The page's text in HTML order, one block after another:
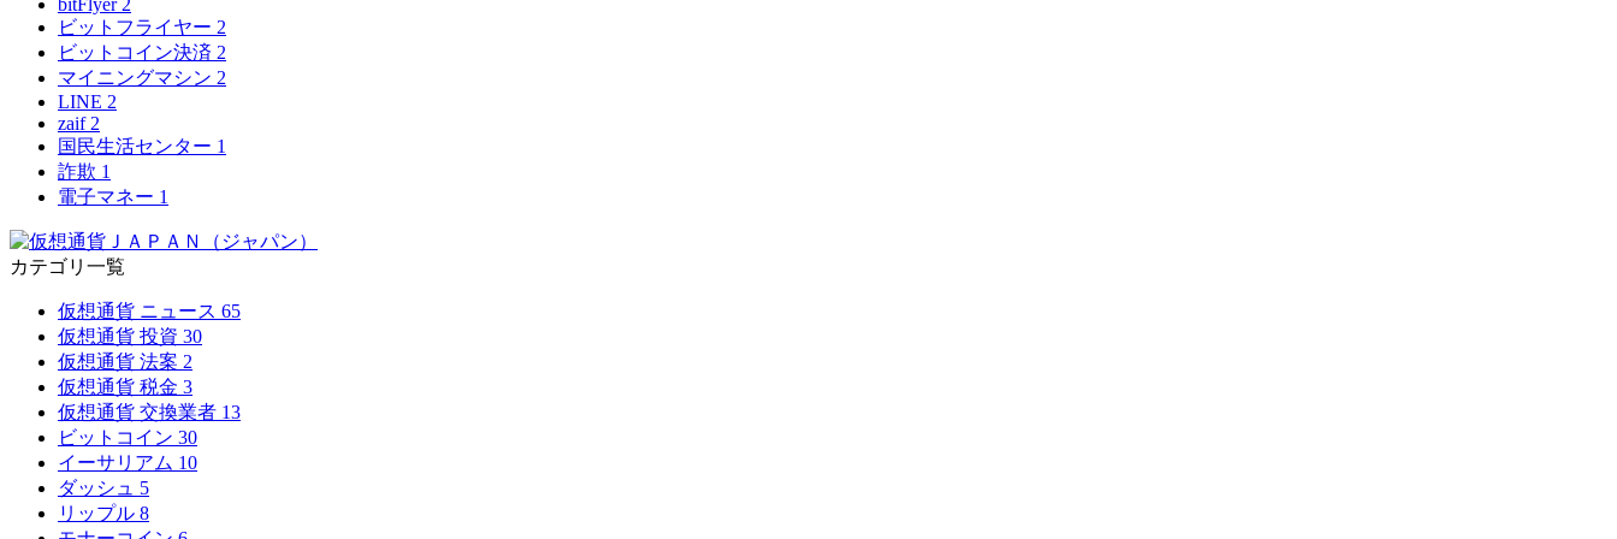
ビットフライヤー 2
ビットコイン決済 2
マイニングマシン 2
LINE 2
zaif 2
国民生活センター 1
詐欺 1
電子マネー 1
カテゴリ一覧
仮想通貨 ニュース 65
仮想通貨 投資 30
仮想通貨 法案 2
仮想通貨 税金 3
仮想通貨 交換業者 13
ビットコイン 30
イーサリアム 10
ダッシュ 5
リップル 8